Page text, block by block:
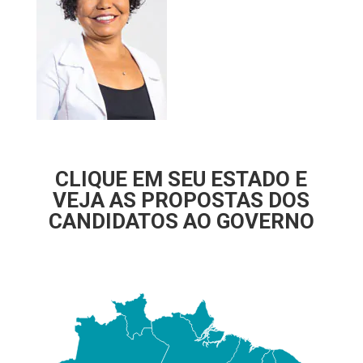
CLIQUE EM SEU ESTADO E
VEJA AS PROPOSTAS DOS
CANDIDATOS AO GOVERNO